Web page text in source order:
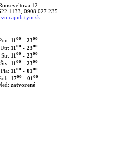
12
1133, 0908 027 235
11 oo- 23oo
Utr: 11 oo- 23oo
Str: 11 oo- 23oo
Štv: 11 oo- 23oo
Pia: 11 oo- 01 oo
17oo- 01 oo
zatvorené